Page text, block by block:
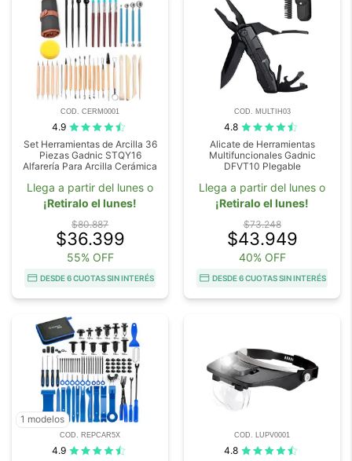
COD. CERM0001
4.9
Set Herramientas de Arcilla 36
Piezas Gadnic STQY16
Alfarería Para Arcilla Cerámica
Llega a partir del lunes o
¡Retiralo el lunes!
$80.887
$36.399
55% OFF
DESDE 6 CUOTAS SIN INTERÉS
COD. MULTIH03
4.8
Alicate de Herramientas
Multifuncionales Gadnic
DFVT10 Plegable
Llega a partir del lunes o
¡Retiralo el lunes!
$73.248
$43.949
40% OFF
DESDE 6 CUOTAS SIN INTERÉS
1 modelos
COD. REPCAR5X
4.9
COD. LUPV0001
4.8